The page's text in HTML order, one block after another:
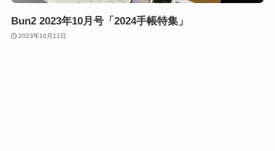
Bun2 2023年10月号「2024手帳特集」
2023年10月11日